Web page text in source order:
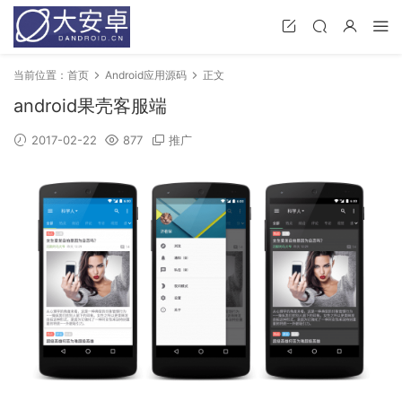
当前位置： 首页 Android应用源码 正文
android果壳客服端
2017-02-22 877 推广